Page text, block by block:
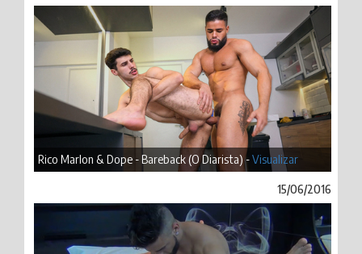
Rico Marlon & Dope - Bareback (O Diarista) -Visualizar
15/06/2016